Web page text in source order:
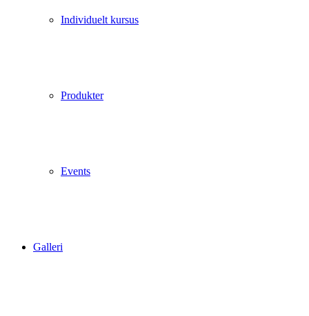
Individuelt kursus
Produkter
Events
Galleri